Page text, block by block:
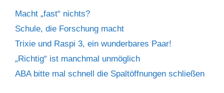
Macht „fast“ nichts?
Schule, die Forschung macht
Trixie und Raspi 3, ein wunderbares Paar!
„Richtig“ ist manchmal unmöglich
ABA bitte mal schnell die Spaltöffnungen schließen